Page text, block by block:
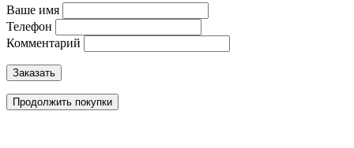
Ваше имя
Телефон
Комментарий
Заказать
Продолжить покупки